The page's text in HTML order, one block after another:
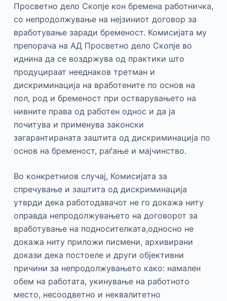
Просветно дело Скопје кон бремена работничка,
со непродолжување на нејзиниот договор за
вработување заради бременост. Комисијата му
препорача на АД Просветно дело Скопје во
иднина да се воздржува од практики што
продуцираат нееднаков третман и
дискриминација на вработените по основ на
пол, род и бременост при остварувањето на
нивните права од работен однос и да ја
почитува и применува законски
загарантираната заштита од дискриминација по
основ на бременост, раѓање и мајчинство.
Во конкретниов случај, Комисијата за
спречување и заштита од дискриминација
утврди дека работодавачот не го докажа ниту
оправда непродолжувањето на договорот за
вработување на подносителката,односно не
докажа ниту приложи писмени, архивирани
докази дека постоеле и други објективни
причини за непродолжувањето како: намален
обем на работата, укинување на работното
место, несоодветно и неквалитетно